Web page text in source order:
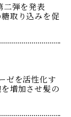
二弾を発表
取り込みを促
ゼを活性化す
増加させ髪の